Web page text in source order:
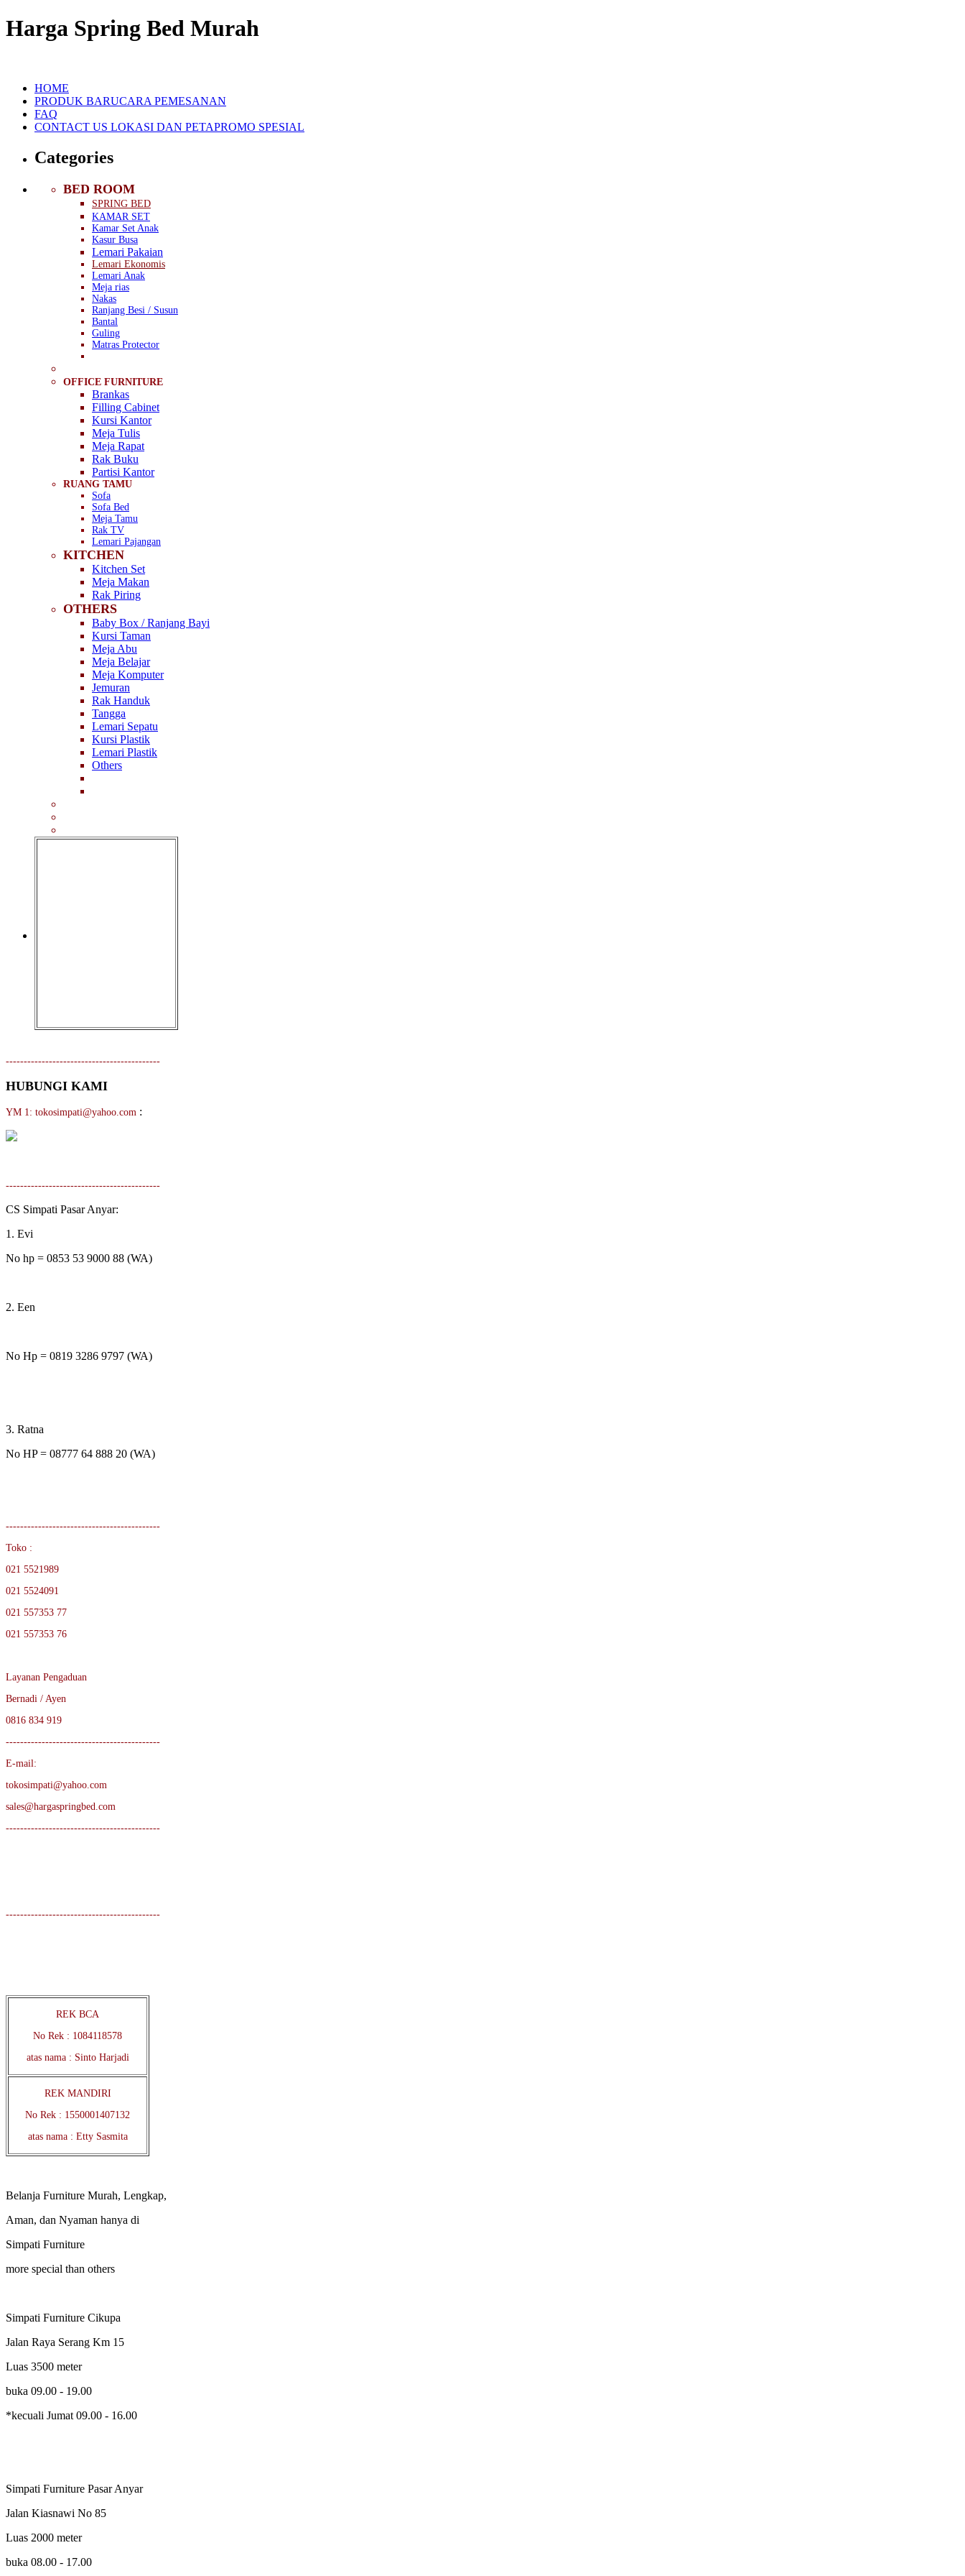
Harga Spring Bed Murah
HOME
PRODUK BARUCARA PEMESANAN
FAQ
CONTACT US LOKASI DAN PETAPROMO SPESIAL
Categories
BED ROOM
SPRING BED
KAMAR SET
Kamar Set Anak
Kasur Busa
Lemari Pakaian
Lemari Ekonomis
Lemari Anak
Meja rias
Nakas
Ranjang Besi / Susun
Bantal
Guling
Matras Protector
OFFICE FURNITURE
Brankas
Filling Cabinet
Kursi Kantor
Meja Tulis
Meja Rapat
Rak Buku
Partisi Kantor
RUANG TAMU
Sofa
Sofa Bed
Meja Tamu
Rak TV
Lemari Pajangan
KITCHEN
Kitchen Set
Meja Makan
Rak Piring
OTHERS
Baby Box / Ranjang Bayi
Kursi Taman
Meja Abu
Meja Belajar
Meja Komputer
Jemuran
Rak Handuk
Tangga
Lemari Sepatu
Kursi Plastik
Lemari Plastik
Others
-------------------------------------------
HUBUNGI KAMI
YM 1: tokosimpati@yahoo.com :
-------------------------------------------
CS Simpati Pasar Anyar:
1. Evi
No hp = 0853 53 9000 88 (WA)
2. Een
No Hp = 0819 3286 9797 (WA)
3. Ratna
No HP = 08777 64 888 20 (WA)
-------------------------------------------
Toko :
021 5521989
021 5524091
021 557353 77
021 557353 76
Layanan Pengaduan
Bernadi / Ayen
0816 834 919
-------------------------------------------
E-mail:
tokosimpati@yahoo.com
sales@hargaspringbed.com
-------------------------------------------
-------------------------------------------
REK BCA
No Rek : 1084118578
atas nama : Sinto Harjadi
REK MANDIRI
No Rek : 1550001407132
atas nama : Etty Sasmita
Belanja Furniture Murah, Lengkap,
Aman, dan Nyaman hanya di
Simpati Furniture
more special than others
Simpati Furniture Cikupa
Jalan Raya Serang Km 15
Luas 3500 meter
buka 09.00 - 19.00
*kecuali Jumat 09.00 - 16.00
Simpati Furniture Pasar Anyar
Jalan Kiasnawi No 85
Luas 2000 meter
buka 08.00 - 17.00